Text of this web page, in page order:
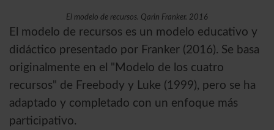
El modelo de recursos. Qarin Franker. 2016
El modelo de recursos es un modelo educativo y
didáctico presentado por Franker (2016). Se basa
originalmente en el "Modelo de los cuatro
recursos" de Freebody y Luke (1999), pero se ha
adaptado y completado con un enfoque más
participativo.